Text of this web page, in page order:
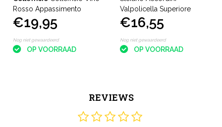
Rosso Appassimento
€19,95
Nog niet gewaardeerd
OP VOORRAAD
Valpolicella Superiore
€16,55
Nog niet gewaardeerd
OP VOORRAAD
REVIEWS